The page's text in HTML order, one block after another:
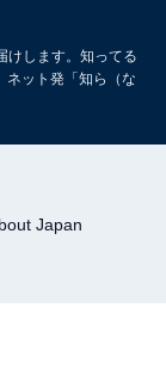
けします。知ってる
ネット発「知ら（な
Japan